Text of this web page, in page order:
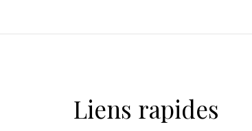
Liens rapides